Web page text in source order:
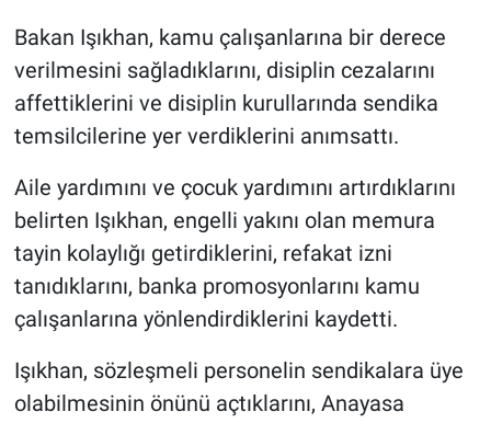
Bakan Işıkhan, kamu çalışanlarına bir derece
verilmesini sağladıklarını, disiplin cezalarını
affettiklerini ve disiplin kurullarında sendika
temsilcilerine yer verdiklerini anımsattı.
Aile yardımını ve çocuk yardımını artırdıklarını
belirten Işıkhan, engelli yakını olan memura
tayin kolaylığı getirdiklerini, refakat izni
tanıdıklarını, banka promosyonlarını kamu
çalışanlarına yönlendirdiklerini kaydetti.
Işıkhan, sözleşmeli personelin sendikalara üye
olabilmesinin önünü açtıklarını, Anayasa